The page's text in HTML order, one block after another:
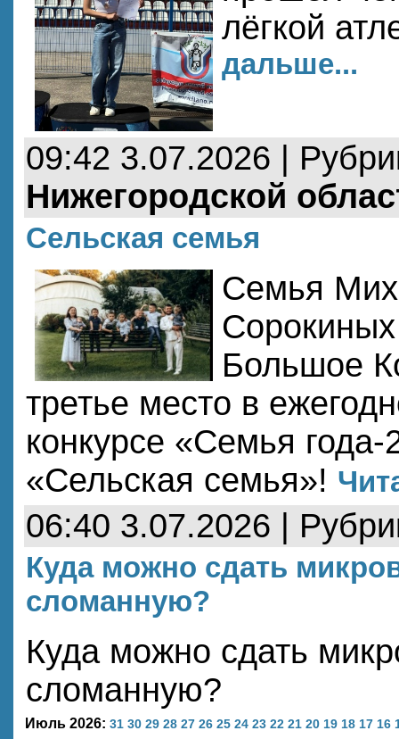
лёгкой
дальше...
09:42 3.07.2026 |
Нижегородской
Сельская семья
Семья
Большое
третье место в
конкурсе «Семья
«Сельская семья»!
06:40 3.07.2026 |
Куда можно сдать
сломанную?
Куда можно сдать
сломанную?
Июль 2026: 31 30 29 28 27 26 25 24 23 22 21 20 19 18 17 16